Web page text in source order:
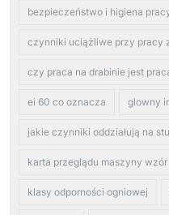
bezpieczeństwo i higiena
czynniki uciążliwe przy pracy
czy praca na drabinie jest
ei 60 co oznacza glowny
jakie czynniki oddziałują na
karta przeglądu maszyny wzór
klasy odporności ogniowej